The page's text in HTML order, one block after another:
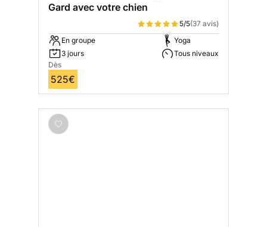
Gard avec votre chien
5/5(37 avis)
En groupe
3 jours
Yoga
Tous niveaux
Dès
525€